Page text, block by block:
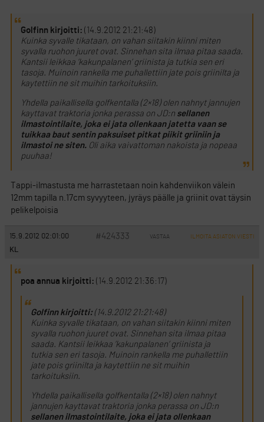
Golfinn kirjoitti: (14.9.2012 21:21:48)
Kuinka syvalle tikataan, on vahan siitakin kiinni miten
syvalla ruohon juuret ovat. Sinnehan sita ilmaa pitaa saada.
Kantsii leikkaa ’kakunpalanen’ griinista ja tutkia sen eri
tasoja. Muinoin rankella me puhallettiin jate pois griinilta ja
kaytettiin ne sit muihin tarkoituksiin.
Yhdella paikallisella golfkentalla (2×18) olen nahnyt jannujen
kayttavat traktoria jonka perassa on JD:n sellanen
ilmastointilaite, joka ei jata ollenkaan jatetta vaan se
tuikkaa baut sentin paksuiset pitkat piikit griiniin ja
ilmastoi ne siten. Oli aika vaivattoman nakoista ja nopeaa
puuhaa!
Tappi-ilmastusta me harrastetaan noin kahdenviikon välein
12mm tapilla n.17cm syvyyteen, jyräys päälle ja griinit ovat täysin
pelikelpoisia
15.9.2012 02:01:00 #424333 VASTAA ILMOITA ASIATON VIESTI
KL
poa annua kirjoitti: (14.9.2012 21:36:17)
Golfinn kirjoitti:(14.9.2012 21:21:48)
Kuinka syvalle tikataan, on vahan siitakin kiinni miten
syvalla ruohon juuret ovat. Sinnehan sita ilmaa pitaa
saada. Kantsii leikkaa ’kakunpalanen’ griinista ja
tutkia sen eri tasoja. Muinoin rankella me puhallettiin
jate pois griinilta ja kaytettiin ne sit muihin
tarkoituksiin.
Yhdella paikallisella golfkentalla (2×18) olen nahnyt
jannujen kayttavat traktoria jonka perassa on JD:n
sellanen ilmastointilaite, joka ei jata ollenkaan